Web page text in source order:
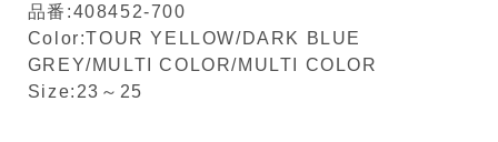
品番:408452-700
Color:TOUR YELLOW/DARK BLUE
GREY/MULTI COLOR/MULTI COLOR
Size:23～25